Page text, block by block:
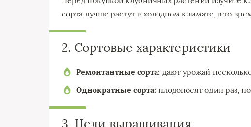
сорта лучше растут в холодном климате, в то
2. Сортовые характеристики
Ремонтантные сорта: дают урожай
Однократные сорта: плодоносят один раз,
3. Цели выращивания